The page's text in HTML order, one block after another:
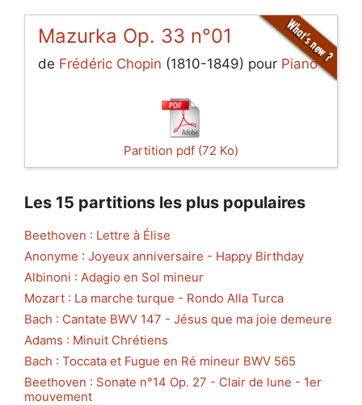
Mazurka Op. 33 n°01
de Frédéric Chopin (1810-1849) pour Piano
Partition pdf (72 Ko)
Les 15 partitions les plus populaires
Beethoven : Lettre à Élise
Anonyme : Joyeux anniversaire - Happy Birthday
Albinoni : Adagio en Sol mineur
Mozart : La marche turque - Rondo Alla Turca
Bach : Cantate BWV 147 - Jésus que ma joie demeure
Adams : Minuit Chrétiens
Bach : Toccata et Fugue en Ré mineur BWV 565
Beethoven : Sonate n°14 Op. 27 - Clair de lune - 1er
mouvement